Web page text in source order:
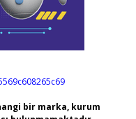
bir marka, kurum